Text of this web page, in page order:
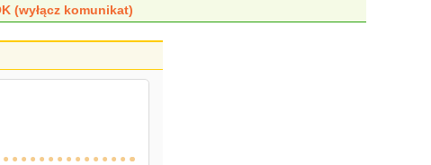
(wyłącz komunikat)